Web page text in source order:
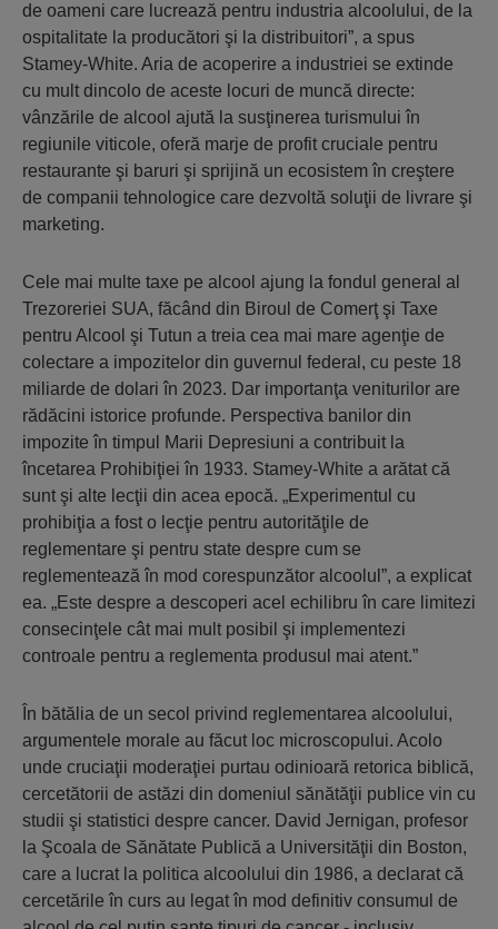
de oameni care lucrează pentru industria alcoolului, de la
ospitalitate la producători şi la distribuitori”, a spus
Stamey-White. Aria de acoperire a industriei se extinde
cu mult dincolo de aceste locuri de muncă directe:
vânzările de alcool ajută la susţinerea turismului în
regiunile viticole, oferă marje de profit cruciale pentru
restaurante şi baruri şi sprijină un ecosistem în creştere
de companii tehnologice care dezvoltă soluţii de livrare şi
marketing.
Cele mai multe taxe pe alcool ajung la fondul general al
Trezoreriei SUA, făcând din Biroul de Comerţ şi Taxe
pentru Alcool şi Tutun a treia cea mai mare agenţie de
colectare a impozitelor din guvernul federal, cu peste 18
miliarde de dolari în 2023. Dar importanţa veniturilor are
rădăcini istorice profunde. Perspectiva banilor din
impozite în timpul Marii Depresiuni a contribuit la
încetarea Prohibiţiei în 1933. Stamey-White a arătat că
sunt şi alte lecţii din acea epocă. „Experimentul cu
prohibiţia a fost o lecţie pentru autorităţile de
reglementare şi pentru state despre cum se
reglementează în mod corespunzător alcoolul”, a explicat
ea. „Este despre a descoperi acel echilibru în care limitezi
consecinţele cât mai mult posibil şi implementezi
controale pentru a reglementa produsul mai atent.”
În bătălia de un secol privind reglementarea alcoolului,
argumentele morale au făcut loc microscopului. Acolo
unde cruciaţii moderaţiei purtau odinioară retorica biblică,
cercetătorii de astăzi din domeniul sănătăţii publice vin cu
studii şi statistici despre cancer. David Jernigan, profesor
la Şcoala de Sănătate Publică a Universităţii din Boston,
care a lucrat la politica alcoolului din 1986, a declarat că
cercetările în curs au legat în mod definitiv consumul de